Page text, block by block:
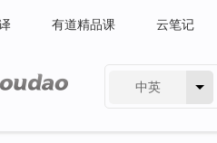
有道精品课 云笔记
中英